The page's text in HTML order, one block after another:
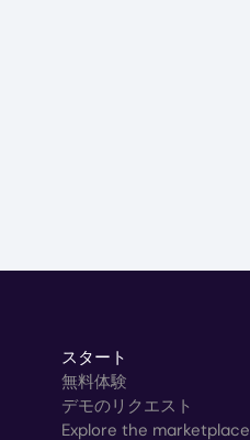
スタート
無料体験
デモのリクエスト
Explore the marketplace